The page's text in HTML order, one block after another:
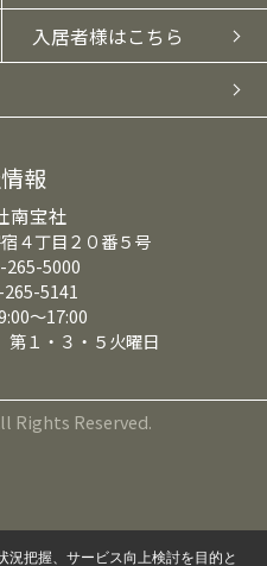
入居者様はこちら
報
南宝社
４丁目２０番５号
265-5000
265-5141
～17:00
第１・３・５火曜日
Rights Reserved.
況把握、サービス向上検討を目的と